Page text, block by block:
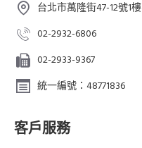
台北市萬隆街47-12號1樓
02-2932-6806
02-2933-9367
統一編號：48771836
客戶服務